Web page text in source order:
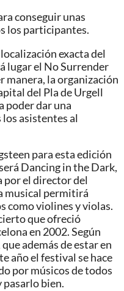
conseguir unas
los participantes.
exacta del
lugar el No Surrender
manera, la organización
del Pla de Urgell
poder dar una
asistentes al
para esta edición
Dancing in the Dark,
por el director del
musical permitirá
como violines y violas.
que ofreció
en 2002. Según
además de estar en
año el festival se hace
por músicos de todos
pasarlo bien.